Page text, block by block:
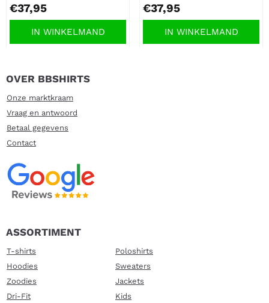
Prijs: 37,95
€37,95
IN WINKELMAND
Prijs: 37,95
€37,95
IN WINKELMAND
OVER BBSHIRTS
Onze marktkraam
Vraag en antwoord
Betaal gegevens
Contact
ASSORTIMENT
T-shirts
Poloshirts
Hoodies
Sweaters
Zoodies
Jackets
Dri-Fit
Kids